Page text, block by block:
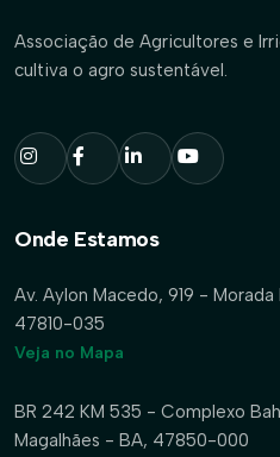
Associação de Agricultores e
cultiva o agro sustentável.
Onde Estamos
Av. Aylon Macedo, 919 -
47810-035
Veja no Mapa
BR 242 KM 535 - Complexo
Magalhães - BA, 47850-000